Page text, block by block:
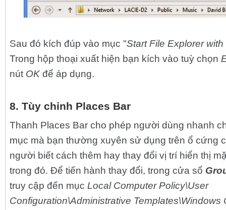
Sau đó kích đúp vào mục "Start File Explorer
Trong hộp thoại xuất hiện bạn kích vào tuỳ chọn
nút OK để áp dụng.
8. Tùy chỉnh Places Bar
Thanh Places Bar cho phép người dùng nhanh
mục mà bạn thường xuyên sử dụng trên ổ cứng
người biết cách thêm hay thay đổi vị trí hiển thị
trong đó. Để tiến hành thay đổi, trong cửa sổ
truy cập đến mục Local Computer Policy\User
Configuration\Administrative Templates\Windows